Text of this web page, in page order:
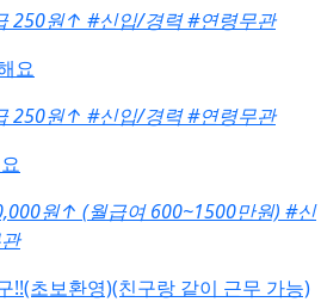
250원↑ #신입/경력#연령무관
요
250원↑ #신입/경력#연령무관
원↑ (월급여 600~1500만원) #신
!!(초보환영)(친구랑 같이 근무 가능)